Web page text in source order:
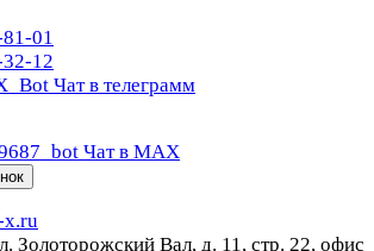
01
12
Чат в телеграмм
Чат в МАХ
x.ru
Золоторожский Вал, д. 11, стр. 22, офис